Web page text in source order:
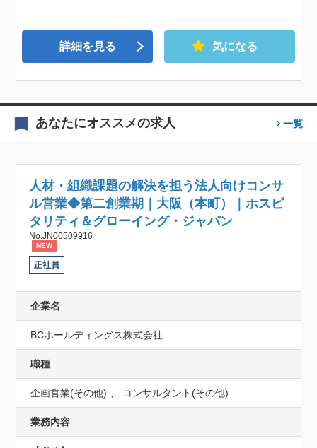
詳細を見る 気になる
あなたにオススメの求人 一覧
人材・組織課題の解決を担う法人向けコンサ
ル営業◆第二創業期｜大阪（本町）｜ホスピ
タリティ＆グローイング・ジャパン
No.JN00509916
NEW
正社員
企業名
BCホールディングス株式会社
職種
企画営業(その他) 、 コンサルタント(その他)
業務内容